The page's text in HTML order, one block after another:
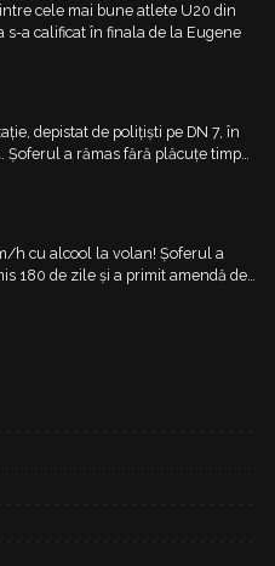
cele mai bune atlete U20 din
s-a calificat în finala de la Eugene
depistat de polițiști pe DN 7, în
Șoferul a rămas fără plăcuțe timp
h cu alcool la volan! Șoferul a
180 de zile și a primit amendă de